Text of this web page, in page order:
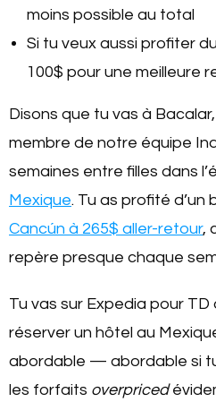
moins possible au total
Si tu veux aussi profiter
100$ pour une meilleure
Disons que tu vas à
membre de notre équipe
semaines entre filles dans
Mexique. Tu as profité d’un
Cancún à 265$ aller-retour,
repère presque chaque
Tu vas sur Expedia pour TD
réserver un hôtel au
abordable — abordable si
les forfaits overpriced